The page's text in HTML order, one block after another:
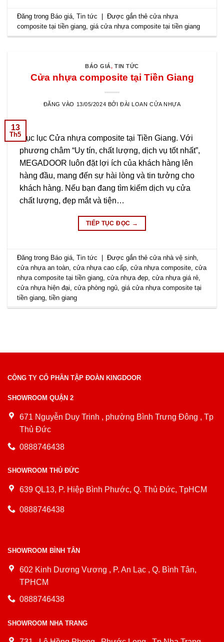
Đăng trong Báo giá,Tin tức Được gắn thẻcửa nhựa
composite tại tiền giang,giá cửa nhựa composite tại tiền giang
BÁO GIÁ,TIN TỨC
Cửa nhựa composite tại Tiền Giang
ĐĂNG VÀO 13/05/2024 BỞI ĐÀI LOAN CỬA NHỰA
13
Th5Mục lục Cửa nhựa composite tại Tiền Giang. Với
phương châm “Uy tín, chất lượng, dịch vụ tốt nhất”,
MEGADOOR luôn đặt lợi ích của khách hàng lên
hàng đầu, mang đến sự hài lòng và tin tưởng cho
khách hàng. Nếu bạn đang tìm kiếm dịch vụ cửa
chất lượng, đẹp mắt và tiện…
TIẾP TỤC ĐỌC →
Đăng trong Báo giá ,Tin tức Được gắn thẻcửa nhà vệ sinh
cửa nhựa an toàn ,cửa nhựa cao cấp ,cửa nhựa composite ,cửa
nhựa composite tại tiền giang ,cửa nhựa đẹp ,cửa nhựa giá rẻ
cửa nhựa hiện đại ,cửa phòng ngủ ,giá cửa nhựa composite tại
tiền giang ,tiền giang
CÔNG TY CỔ PHẦN TẬP ĐOÀN KINGDOOR
SHOWROOM QUẬN 2
671 Nguyễn Duy Trinh , phường Bình Trưng Đông , Tp
Thủ Đức
0888746438
SHOWROOM THỦ ĐỨC
639 QL13, P. Hiệp Bình Phước, Q. Thủ Đức, TpHCM
0888746438
SHOWROOM BÌNH TÂN
602 Kinh Dương Vương , P. An Lạc , Q. Bình Tân,
TPHCM
0888746438
SHOWROOM NHA TRANG